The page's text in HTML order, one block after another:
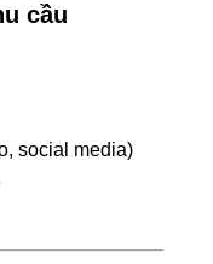
cầu
social media)